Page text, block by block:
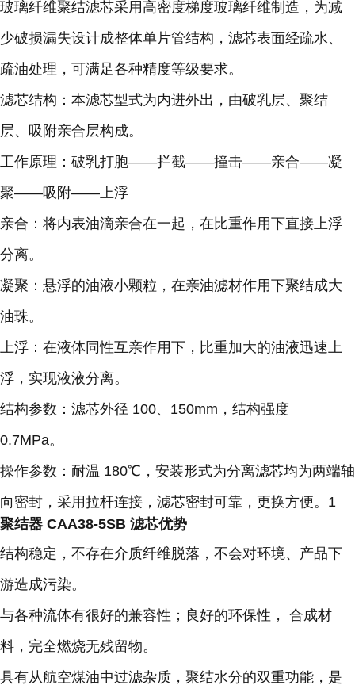
玻璃纤维聚结滤芯采用高密度梯度玻璃纤维制造，为减
少破损漏失设计成整体单片管结构，滤芯表面经疏水、
疏油处理，可满足各种精度等级要求。
滤芯结构：本滤芯型式为内进外出，由破乳层、聚结
层、吸附亲合层构成。
工作原理：破乳打胞——拦截——撞击——亲合——凝
聚——吸附——上浮
亲合：将内表油滴亲合在一起，在比重作用下直接上浮
分离。
凝聚：悬浮的油液小颗粒，在亲油滤材作用下聚结成大
油珠。
上浮：在液体同性互亲作用下，比重加大的油液迅速上
浮，实现液液分离。
结构参数：滤芯外径 100、150mm，结构强度
0.7MPa。
操作参数：耐温 180℃，安装形式为分离滤芯均为两端轴
向密封，采用拉杆连接，滤芯密封可靠，更换方便。1
聚结器 CAA38-5SB 滤芯优势
结构稳定，不存在介质纤维脱落，不会对环境、产品下
游造成污染。
与各种流体有很好的兼容性；良好的环保性， 合成材
料，完全燃烧无残留物。
具有从航空煤油中过滤杂质，聚结水分的双重功能，是